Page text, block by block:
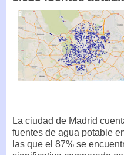
La ciudad de Madrid
fuentes de agua potable
las que el 87% se